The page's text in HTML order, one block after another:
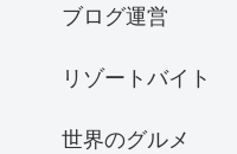
ブログ運営
リゾートバイト
世界のグルメ